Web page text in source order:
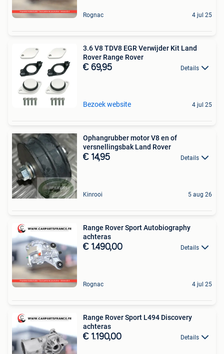
Rognac 4 jul 25
3.6 V8 TDV8 EGR Verwijder Kit Land
Rover Range Rover
€ 69,95 Details
Bezoek website 4 jul 25
Ophangrubber motor V8 en of
versnellingsbak Land Rover
€ 14,95 Details
Kinrooi 5 aug 26
Range Rover Sport Autobiography
achteras
€ 1.490,00 Details
Rognac 4 jul 25
Range Rover Sport L494 Discovery
achteras
€ 1.190,00 Details